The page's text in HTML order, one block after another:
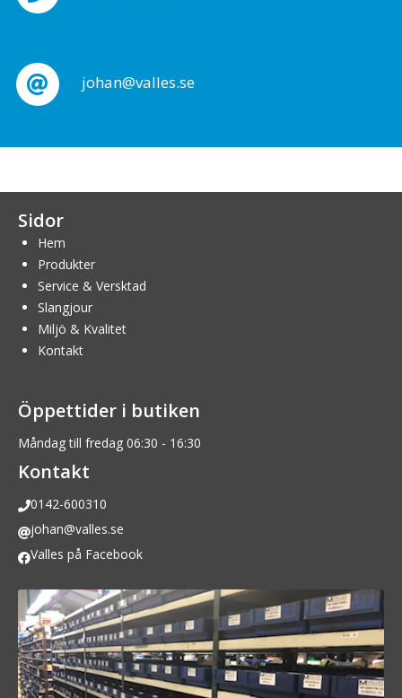
johan@valles.se
Sidor
Hem
Produkter
Service & Versktad
Slangjour
Miljö & Kvalitet
Kontakt
Öppettider i butiken
Måndag till fredag 06:30 - 16:30
Kontakt
0142-600310
johan@valles.se
Valles på Facebook